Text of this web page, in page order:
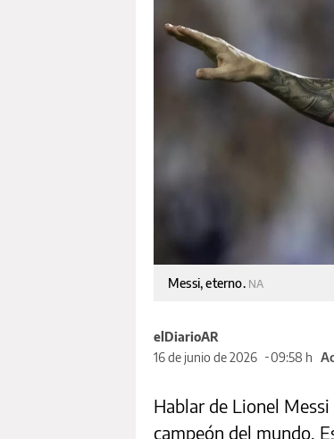
Messi, eterno. NA
elDiarioAR
16 de junio de 2026
09:58 h
Hablar de Lionel
campeón del mundo.